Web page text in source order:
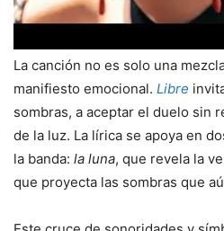
La canción no es solo una
manifiesto emocional. Libre
sombras, a aceptar el duelo sin
de la luz. La lírica se apoya en
la banda: la luna, que revela la
que proyecta las sombras que